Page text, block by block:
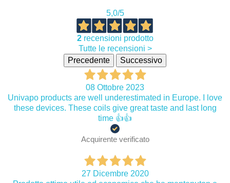
5,0/5
2recensioni prodotto
Tutte le recensioni >
Precedente
Successivo
08 Ottobre 2023
Univapo products are well underestimated in Europe. I love
these devices. These coils give great taste and last long
time 👍👍
Acquirente verificato
27 Dicembre 2020